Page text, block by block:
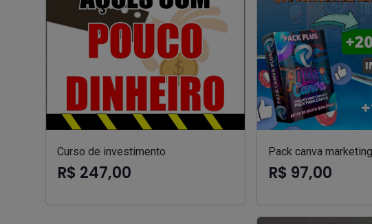
Curso de investimento
R$ 247,00
Pack canva
R$ 97,00